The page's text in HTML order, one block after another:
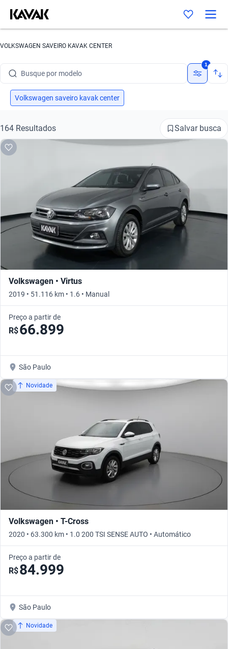
VOLKSWAGEN SAVEIRO KAVAK CENTER
Busque por marca
Busque por versão
Busque por ano
Busque por modelo
Busque por ano
1
Volkswagen saveiro kavak center
164 Resultados Salvar busca
Volkswagen • Virtus
2019 • 51.116 km • 1.6 • Manual
Preço a partir de
R$66.899
São Paulo
Novidade
Volkswagen • T-Cross
2020 • 63.300 km • 1.0 200 TSI SENSE AUTO • Automático
Preço a partir de
R$84.999
São Paulo
Novidade